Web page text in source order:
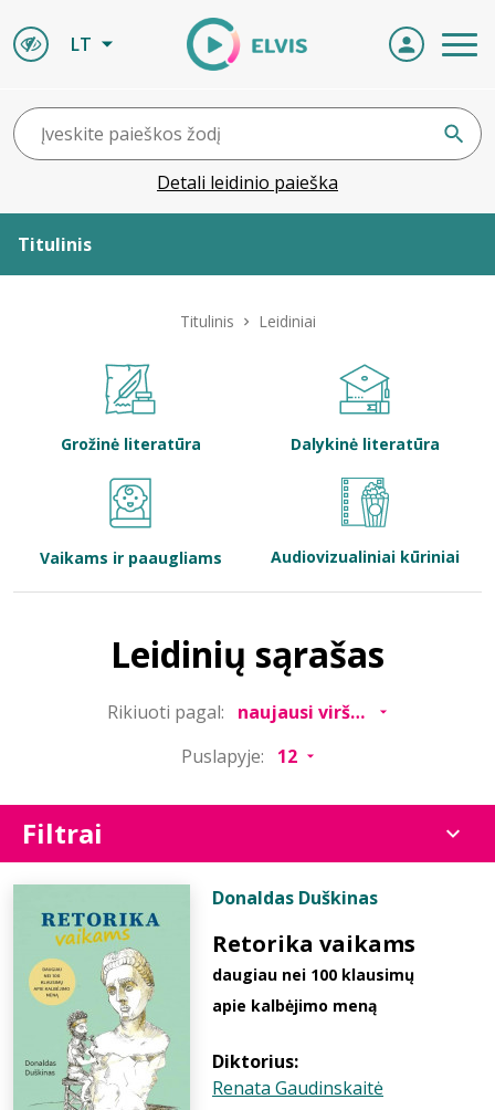
LT
Detali leidinio paieška
Titulinis
Bibliotekoms
Titulinis Leidiniai
Grožinė literatūra Dalykinė literatūra
Vaikams ir paaugliams Audiovizualiniai kūriniai
Leidinių sąrašas
Rikiuoti pagal:
Puslapyje:
Filtrai
Donaldas Duškinas
Retorika vaikams
daugiau nei 100 klausimų
apie kalbėjimo meną
Diktorius:
Renata Gaudinskaitė